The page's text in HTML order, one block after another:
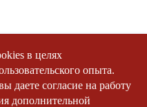
в целях
опыта.
даете согласие на работу
дополнительной